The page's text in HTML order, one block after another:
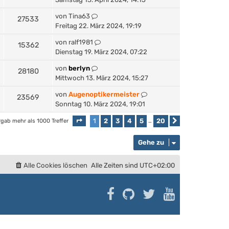
27533 von Tina63
Freitag 22. März 2024, 19:19
15362 von ralf1981
Dienstag 19. März 2024, 07:22
28180 von berlyn
Mittwoch 13. März 2024, 15:27
23569 von Augenoptikermeister
Sonntag 10. März 2024, 19:01
mehr als 1000 Treffer Seite 1von 20
1 2 3 4 5 … 20
Gehe zu
Alle Zeiten sind UTC+02:00
Alle Cookies löschen